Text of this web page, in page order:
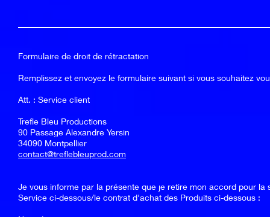
Formulaire de droit de rétractation
Remplissez et envoyez le formulaire suivant si vous souhaitez
Att. : Service client
Trefle Bleu Productions
90 Passage Alexandre Yersin
34090 Montpellier
contact@treflebleuprod.com
Je vous informe par la présente que je retire mon accord pour la
Service ci-dessous/le contrat d'achat des Produits ci-dessous :